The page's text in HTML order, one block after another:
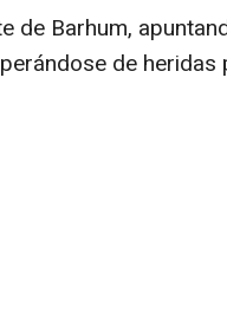
de Barhum,
de heridas